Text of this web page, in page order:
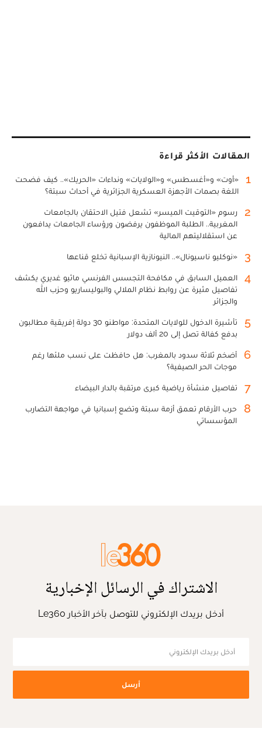
المقالات الأكثر قراءة
1
«أوت» و«أغسطس» و«الولايات» ونداءات «الحريك».. كيف فضحت
اللغة بصمات الأجهزة العسكرية الجزائرية في أحداث سبتة؟
2
رسوم «التوقيت الميسر» تشعل فتيل الاحتقان بالجامعات
المغربية.. الطلبة الموظفون يرفضون ورؤساء الجامعات يدافعون
عن استقلاليتهم المالية
3 «نوكليو ناسيونال».. النيونازية الإسبانية تخلع قناعها
4
العميل السابق في مكافحة التجسس الفرنسي ماثيو غديري يكشف
تفاصيل مثيرة عن روابط نظام الملالي والبوليساريو وحزب الله
والجزائر
5
تأشيرة الدخول للولايات المتحدة: مواطنو 30 دولة إفريقية مطالبون
بدفع كفالة تصل إلى 20 ألف دولار
6
أضخم ثلاثة سدود بالمغرب: هل حافظت على نسب ملئها رغم
موجات الحر الصيفية؟
7 تفاصيل منشأة رياضية كبرى مرتقبة بالدار البيضاء
8
حرب الأرقام تعمق أزمة سبتة وتضع إسبانيا في مواجهة التضارب
المؤسساتي
الاشتراك في الرسائل الإخبارية
أدخل بريدك الإلكتروني للتوصل بآخر الأخبار Le360
أرسل